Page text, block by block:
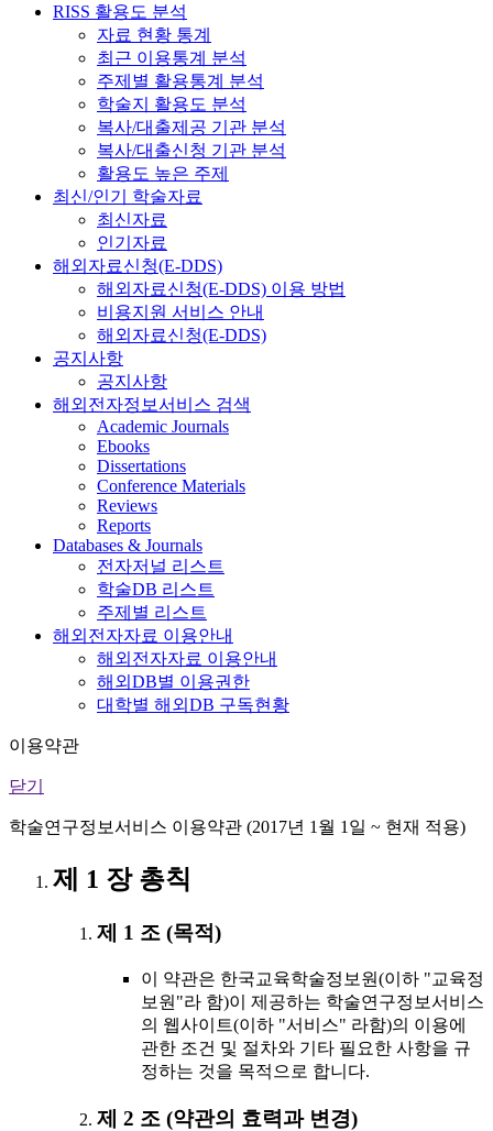
RISS 활용도 분석
자료 현황 통계
최근 이용통계 분석
주제별 활용통계 분석
학술지 활용도 분석
복사/대출제공 기관 분석
복사/대출신청 기관 분석
활용도 높은 주제
최신/인기 학술자료
최신자료
인기자료
해외자료신청(E-DDS)
해외자료신청(E-DDS) 이용 방법
비용지원 서비스 안내
해외자료신청(E-DDS)
공지사항
공지사항
해외전자정보서비스 검색
Academic Journals
Ebooks
Dissertations
Conference Materials
Reviews
Reports
Databases & Journals
전자저널 리스트
학술DB 리스트
주제별 리스트
해외전자자료 이용안내
해외전자자료 이용안내
해외DB별 이용권한
대학별 해외DB 구독현황
이용약관
닫기
학술연구정보서비스 이용약관 (2017년 1월 1일 ~ 현재 적용)
제 1 장 총칙
제 1 조 (목적)
이 약관은 한국교육학술정보원(이하 "교육정
보원"라 함)이 제공하는 학술연구정보서비스
의 웹사이트(이하 "서비스" 라함)의 이용에
관한 조건 및 절차와 기타 필요한 사항을 규
정하는 것을 목적으로 합니다.
제 2 조 (약관의 효력과 변경)